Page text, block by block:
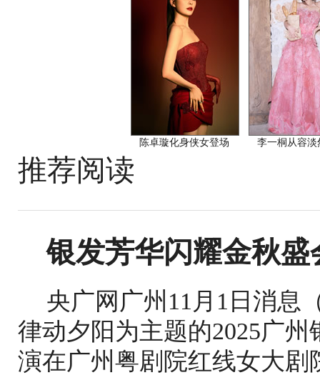
陈卓璇化身侠女登场 李一桐从容淡
推荐阅读
银发芳华闪耀金秋盛
央广网广州11月1日消息
律动夕阳为主题的2025广
演在广州粤剧院红线女大